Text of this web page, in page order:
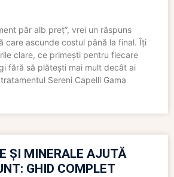
păr alb preț”, vrei un răspuns
care ascunde costul până la final. Îți
clare, ce primești pentru fiecare
fără să plătești mai mult decât ai
Sereni Capelli Gama
ȘI MINERALE AJUTĂ
GHID COMPLET